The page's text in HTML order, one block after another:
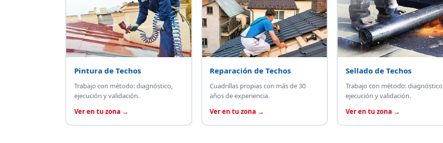
Pintura de Techos
Trabajo con método: diagnóstico,
ejecución y validación.
Ver en tu zona →
Reparación de Techos
Cuadrillas propias con más de 30
años de experiencia.
Ver en tu zona →
Sellado de Techos
Trabajo con método:
ejecución y validación.
Ver en tu zona →